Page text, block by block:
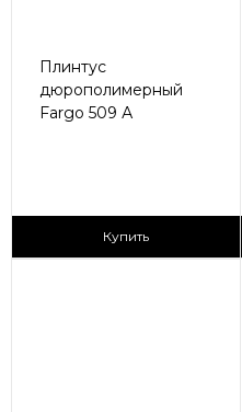
Плинтус
дюрополимерный
Fargo 509 А
Купить